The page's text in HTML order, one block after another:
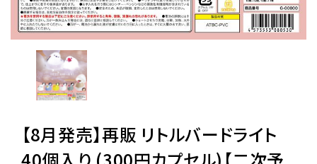
よくあるご質問
06-6282-7659
【8月発売】再販 リトルバードライト